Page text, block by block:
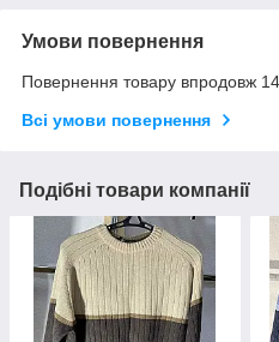
Умови повернення
Повернення товару впродовж
Всі умови повернення
Подібні товари компанії